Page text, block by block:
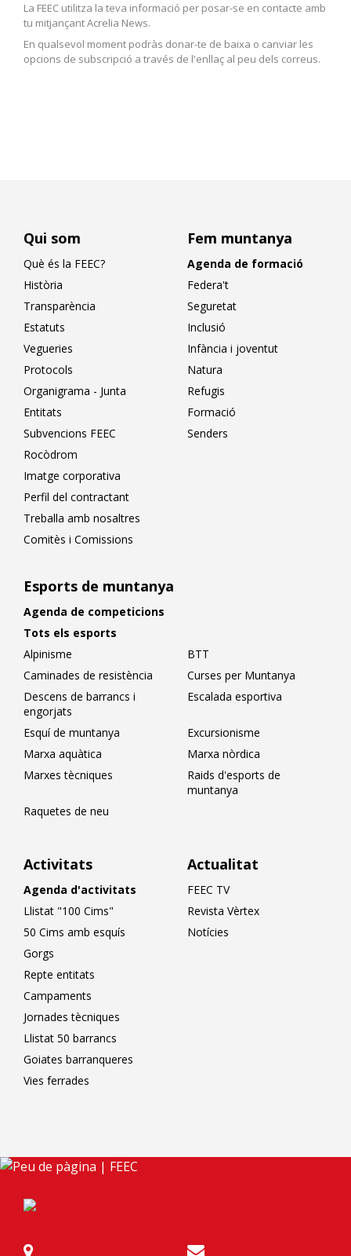
La FEEC utilitza la teva informació per posar-se en contacte amb
tu mitjançant Acrelia News.
En qualsevol moment podràs donar-te de baixa o canviar les
opcions de subscripció a través de l'enllaç al peu dels correus.
Qui som
Què és la FEEC?
Història
Transparència
Estatuts
Vegueries
Protocols
Organigrama - Junta
Entitats
Subvencions FEEC
Rocòdrom
Imatge corporativa
Perfil del contractant
Treballa amb nosaltres
Comitès i Comissions
Fem muntanya
Agenda de formació
Federa't
Seguretat
Inclusió
Infància i joventut
Natura
Refugis
Formació
Senders
Activitats
Agenda d'activitats
Llistat "100 Cims"
50 Cims amb esquís
Gorgs
Repte entitats
Campaments
Jornades tècniques
Llistat 50 barrancs
Goiates barranqueres
Vies ferrades
Esports de muntanya
Agenda de competicions
Tots els esports
Alpinisme
BTT
Caminades de resistència
Curses per Muntanya
Descens de barrancs i
engorjats
Escalada esportiva
Esquí de muntanya
Excursionisme
Marxa aquàtica
Marxa nòrdica
Marxes tècniques
Raids d'esports de
muntanya
Raquetes de neu
Actualitat
FEEC TV
Revista Vèrtex
Notícies